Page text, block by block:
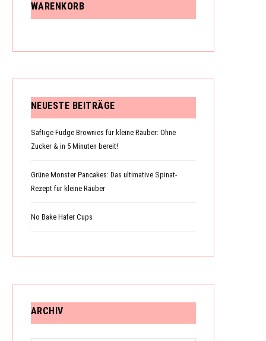
WARENKORB
NEUESTE BEITRÄGE
Saftige Fudge Brownies für kleine Räuber: Ohne
Zucker & in 5 Minuten bereit!
Grüne Monster Pancakes: Das ultimative Spinat-
Rezept für kleine Räuber
No Bake Hafer Cups
ARCHIV